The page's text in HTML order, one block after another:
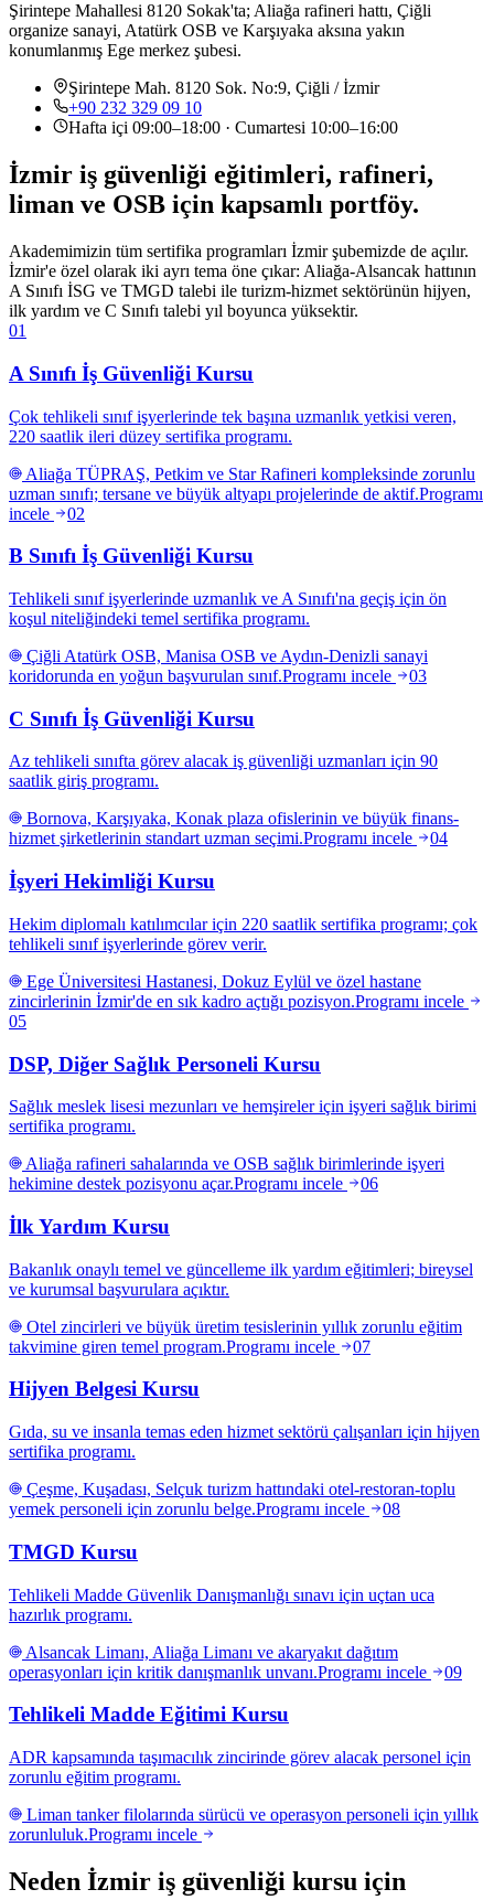
Şirintepe Mahallesi 8120 Sokak'ta; Aliağa rafineri hattı, Çiğli
organize sanayi, Atatürk OSB ve Karşıyaka aksına yakın
konumlanmış Ege merkez şubesi.
Şirintepe Mah. 8120 Sok. No:9, Çiğli / İzmir
+90 232 329 09 10
Hafta içi 09:00–18:00 · Cumartesi 10:00–16:00
İzmir iş güvenliği eğitimleri, rafineri,
liman ve OSB için kapsamlı portföy.
Akademimizin tüm sertifika programları İzmir şubemizde de açılır.
İzmir'e özel olarak iki ayrı tema öne çıkar: Aliağa-Alsancak hattının
A Sınıfı İSG ve TMGD talebi ile turizm-hizmet sektörünün hijyen,
ilk yardım ve C Sınıfı talebi yıl boyunca yüksektir.
01
A Sınıfı İş Güvenliği Kursu
Çok tehlikeli sınıf işyerlerinde tek başına uzmanlık yetkisi veren,
220 saatlik ileri düzey sertifika programı.
Aliağa TÜPRAŞ, Petkim ve Star Rafineri kompleksinde zorunlu
uzman sınıfı; tersane ve büyük altyapı projelerinde de aktif.Programı
incele
02
B Sınıfı İş Güvenliği Kursu
Tehlikeli sınıf işyerlerinde uzmanlık ve A Sınıfı'na geçiş için ön
koşul niteliğindeki temel sertifika programı.
Çiğli Atatürk OSB, Manisa OSB ve Aydın-Denizli sanayi
koridorunda en yoğun başvurulan sınıf.Programı incele 03
C Sınıfı İş Güvenliği Kursu
Az tehlikeli sınıfta görev alacak iş güvenliği uzmanları için 90
saatlik giriş programı.
Bornova, Karşıyaka, Konak plaza ofislerinin ve büyük finans-
hizmet şirketlerinin standart uzman seçimi.Programı incele 04
İşyeri Hekimliği Kursu
Hekim diplomalı katılımcılar için 220 saatlik sertifika programı; çok
tehlikeli sınıf işyerlerinde görev verir.
Ege Üniversitesi Hastanesi, Dokuz Eylül ve özel hastane
zincirlerinin İzmir'de en sık kadro açtığı pozisyon.Programı incele
05
DSP, Diğer Sağlık Personeli Kursu
Sağlık meslek lisesi mezunları ve hemşireler için işyeri sağlık birimi
sertifika programı.
Aliağa rafineri sahalarında ve OSB sağlık birimlerinde işyeri
hekimine destek pozisyonu açar.Programı incele 06
İlk Yardım Kursu
Bakanlık onaylı temel ve güncelleme ilk yardım eğitimleri; bireysel
ve kurumsal başvurulara açıktır.
Otel zincirleri ve büyük üretim tesislerinin yıllık zorunlu eğitim
takvimine giren temel program.Programı incele 07
Hijyen Belgesi Kursu
Gıda, su ve insanla temas eden hizmet sektörü çalışanları için hijyen
sertifika programı.
Çeşme, Kuşadası, Selçuk turizm hattındaki otel-restoran-toplu
yemek personeli için zorunlu belge.Programı incele 08
TMGD Kursu
Tehlikeli Madde Güvenlik Danışmanlığı sınavı için uçtan uca
hazırlık programı.
Alsancak Limanı, Aliağa Limanı ve akaryakıt dağıtım
operasyonları için kritik danışmanlık unvanı.Programı incele 09
Tehlikeli Madde Eğitimi Kursu
ADR kapsamında taşımacılık zincirinde görev alacak personel için
zorunlu eğitim programı.
Liman tanker filolarında sürücü ve operasyon personeli için yıllık
zorunluluk.Programı incele
Neden İzmir iş güvenliği kursu için